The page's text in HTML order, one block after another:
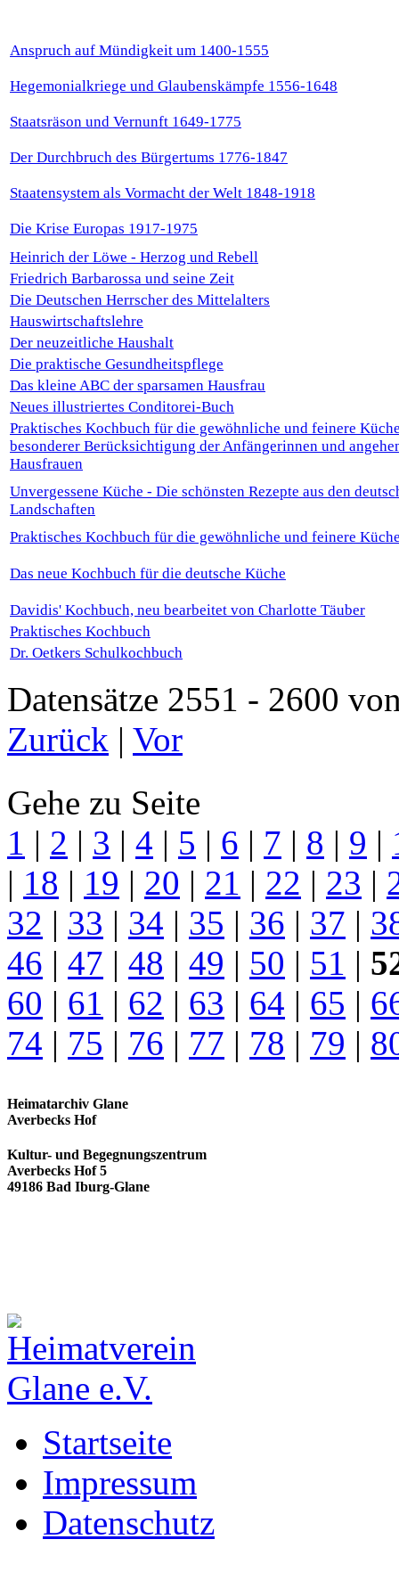
Anspruch auf Mündigkeit um 1400-1555
Hegemonialkriege und Glaubenskämpfe 1556-1648
Staatsräson und Vernunft 1649-1775
Der Durchbruch des Bürgertums 1776-1847
Staatensystem als Vormacht der Welt 1848-1918
Die Krise Europas 1917-1975
Heinrich der Löwe - Herzog und Rebell
Friedrich Barbarossa und seine Zeit
Die Deutschen Herrscher des Mittelalters
Hauswirtschaftslehre
Der neuzeitliche Haushalt
Die praktische Gesundheitspflege
Das kleine ABC der sparsamen Hausfrau
Neues illustriertes Conditorei-Buch
Praktisches Kochbuch für die gewöhnliche und feinere
besonderer Berücksichtigung der Anfängerinnen und
Hausfrauen
Unvergessene Küche - Die schönsten Rezepte aus den
Landschaften
Praktisches Kochbuch für die gewöhnliche und feinere
Das neue Kochbuch für die deutsche Küche
Davidis' Kochbuch, neu bearbeitet von Charlotte Täuber
Praktisches Kochbuch
Dr. Oetkers Schulkochbuch
Datensätze 2551 - 2600
Zurück | Vor
Gehe zu Seite
1 | 2 | 3 | 4 | 5 | 6 | 7 | 8 | 9 |
| 18 | 19 | 20 | 21 | 22 | 23 |
32 | 33 | 34 | 35 | 36 | 37 |
46 | 47 | 48 | 49 | 50 | 51 |
60 | 61 | 62 | 63 | 64 | 65 |
74 | 75 | 76 | 77 | 78 | 79 |
Heimatarchiv Glane
Averbecks Hof
Kultur- und Begegnungszentrum
Averbecks Hof 5
49186 Bad Iburg-Glane
Startseite
Impressum
Datenschutz